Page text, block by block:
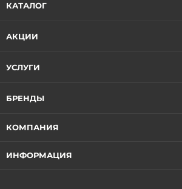
КАТАЛОГ
АКЦИИ
УСЛУГИ
БРЕНДЫ
КОМПАНИЯ
ИНФОРМАЦИЯ